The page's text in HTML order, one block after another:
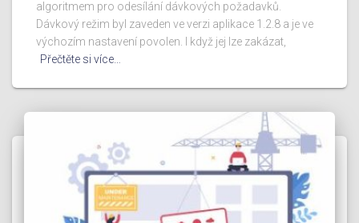
algoritmem pro odesílání dávkových požadavků.
Dávkový režim byl zaveden ve verzi aplikace 1.2.8 a je ve
výchozím nastavení povolen. I když jej lze zakázat,
Přečtěte si více…